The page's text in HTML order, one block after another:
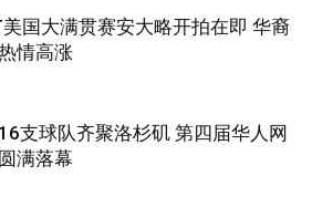
国大满贯赛安大略开拍在即 华裔
情高涨
支球队齐聚洛杉矶 第四届华人网
满落幕